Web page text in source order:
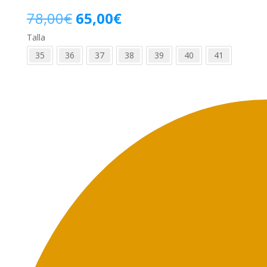
78,00€ El
precio
original
65,00€El
precio
actual
Talla
35
36 37 38 39 40 41